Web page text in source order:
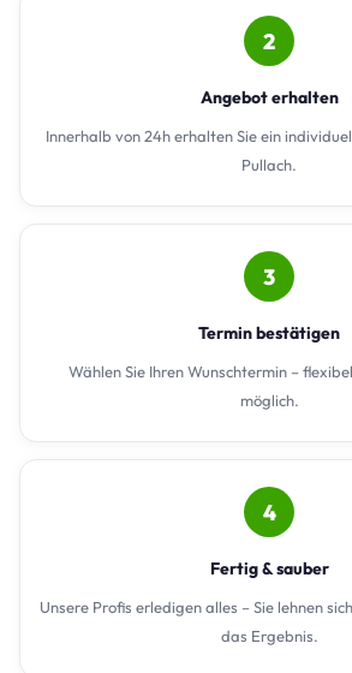
2
Angebot erhalten
Innerhalb von 24h erhalten Sie ein
Pullach.
3
Termin bestätigen
Wählen Sie Ihren Wunschtermin –
möglich.
4
Fertig & sauber
Unsere Profis erledigen alles – Sie lehnen
das Ergebnis.